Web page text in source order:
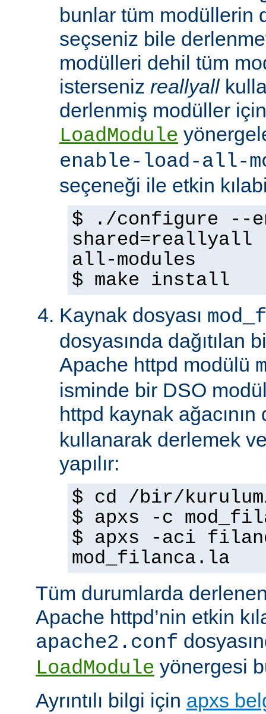
bunlar tüm modüllerin
seçseniz bile
modülleri dehil tüm
isterseniz reallyall
derlenmiş modüller
LoadModule
enable-load-all-
seçeneği ile etkin
$ ./configure --
shared=reallyall
all-modules
$ make install
Kaynak dosyası
dosyasında dağıtılan
Apache httpd modülü
isminde bir DSO
httpd kaynak ağacının
kullanarak derlemek
yapılır:
$ cd /bir/
$ apxs -c
$ apxs -aci
mod_filanca.la
Tüm durumlarda
Apache httpd’nin etkin
apache2.conf
LoadModule yönergesi
Ayrıntılı bilgi için apxs